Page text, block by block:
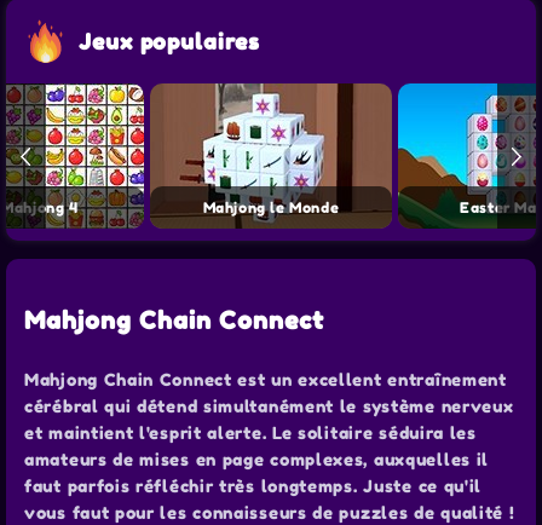
Jeux populaires
4 Mahjong le Monde Easter
Mahjong Chain Connect
Mahjong Chain Connect est un excellent entraînement
cérébral qui détend simultanément le système nerveux
et maintient l'esprit alerte. Le solitaire séduira les
amateurs de mises en page complexes, auxquelles il
faut parfois réfléchir très longtemps. Juste ce qu'il
vous faut pour les connaisseurs de puzzles de qualité !